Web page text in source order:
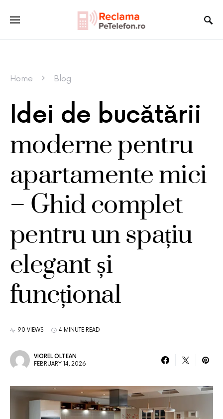
Home Blog
Idei de bucătării
moderne pentru
apartamente mici
– Ghid complet
pentru un spațiu
elegant și
funcțional
90 VIEWS 4 MINUTE READ
VIOREL OLTEAN
FEBRUARY 14, 2026